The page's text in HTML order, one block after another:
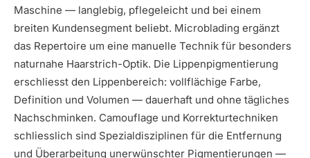
Maschine — langlebig, pflegeleicht und bei einem
breiten Kundensegment beliebt. Microblading ergänzt
das Repertoire um eine manuelle Technik für besonders
naturnahe Haarstrich-Optik. Die Lippenpigmentierung
erschliesst den Lippenbereich: vollflächige Farbe,
Definition und Volumen — dauerhaft und ohne tägliches
Nachschminken. Camouflage und Korrekturtechniken
schliesslich sind Spezialdisziplinen für die Entfernung
und Überarbeitung unerwünschter Pigmentierungen —